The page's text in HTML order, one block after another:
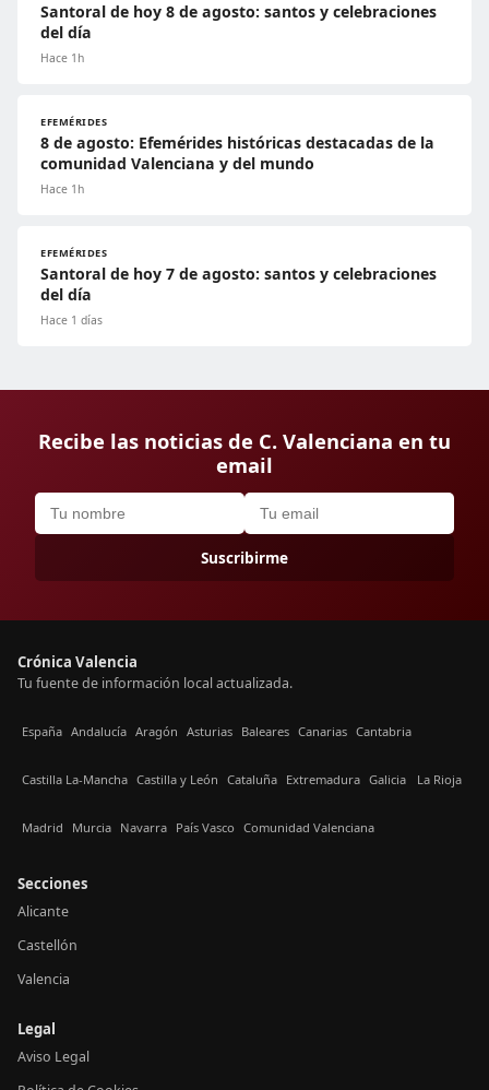
Santoral de hoy 8 de agosto: santos y celebraciones
del día
Hace 1h
EFEMÉRIDES
8 de agosto: Efemérides históricas destacadas de la
comunidad Valenciana y del mundo
Hace 1h
EFEMÉRIDES
Santoral de hoy 7 de agosto: santos y celebraciones
del día
Hace 1 días
Recibe las noticias de C. Valenciana en tu
email
Suscribirme
Crónica Valencia
Tu fuente de información local actualizada.
España Andalucía Aragón Asturias Baleares Canarias Cantabria
Castilla La-Mancha Castilla y León Cataluña Extremadura Galicia La Rioja
Madrid Murcia Navarra País Vasco Comunidad Valenciana
Secciones
Alicante
Castellón
Valencia
Legal
Aviso Legal